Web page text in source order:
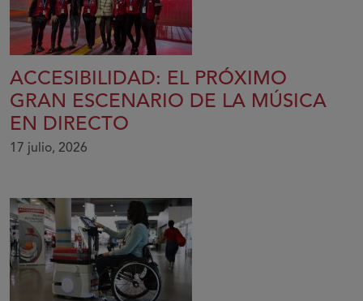
ACCESIBILIDAD: EL PRÓXIMO
GRAN ESCENARIO DE LA MÚSICA
EN DIRECTO
17 julio, 2026